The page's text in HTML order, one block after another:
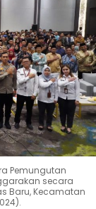
Pemungutan
secara
Baru, Kecamatan